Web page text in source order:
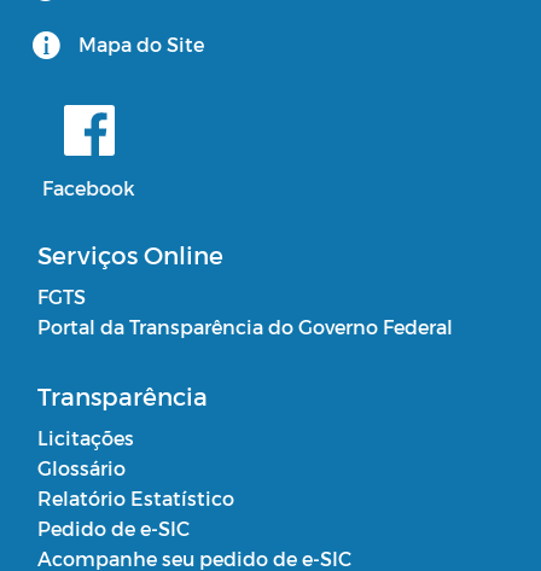
Mapa do Site
Facebook
Serviços Online
FGTS
Portal da Transparência do Governo Federal
Transparência
Licitações
Glossário
Relatório Estatístico
Pedido de e-SIC
Acompanhe seu pedido de e-SIC